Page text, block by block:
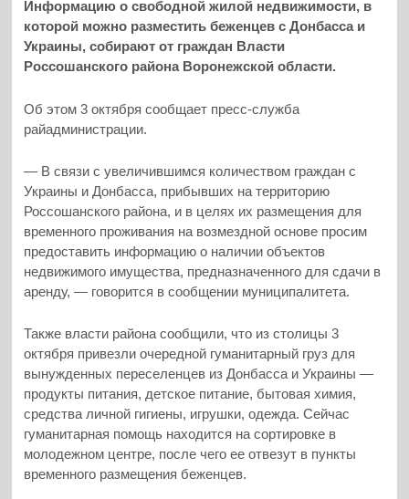
Информацию о свободной жилой недвижимости, в
которой можно разместить беженцев с Донбасса и
Украины, собирают от граждан Власти
Россошанского района Воронежской области.
Об этом 3 октября сообщает пресс-служба
райадминистрации.
— В связи с увеличившимся количеством граждан с
Украины и Донбасса, прибывших на территорию
Россошанского района, и в целях их размещения для
временного проживания на возмездной основе просим
предоставить информацию о наличии объектов
недвижимого имущества, предназначенного для сдачи в
аренду, — говорится в сообщении муниципалитета.
Также власти района сообщили, что из столицы 3
октября привезли очередной гуманитарный груз для
вынужденных переселенцев из Донбасса и Украины —
продукты питания, детское питание, бытовая химия,
средства личной гигиены, игрушки, одежда. Сейчас
гуманитарная помощь находится на сортировке в
молодежном центре, после чего ее отвезут в пункты
временного размещения беженцев.